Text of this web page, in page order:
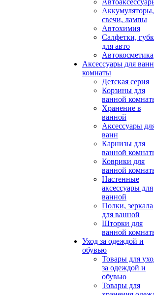
Аккумуляторы,
свечи, лампы
Автохимия
Салфетки,
для авто
Автокосметика
Аксессуары для
комнаты
Детская серия
Корзины для
ванной
Хранение в
ванной
Аксессуары
ванн
Карнизы для
ванной
Коврики для
ванной
Настенные
аксессуары для
ванной
Полки, зеркала
для ванной
Шторки для
ванной
Уход за одеждой и
обувью
Товары для
за одеждой и
обувью
Товары для